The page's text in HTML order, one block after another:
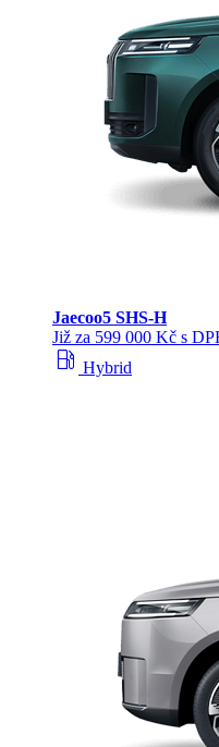
Jaecoo5 SHS-H
Již za 599 000 Kč s
local_gas_station Hybrid